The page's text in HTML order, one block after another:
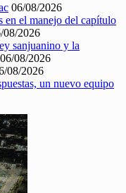
06/08/2026
el manejo del capítulo
08/2026
sanjuanino y la
06/08/2026
08/2026
un nuevo equipo